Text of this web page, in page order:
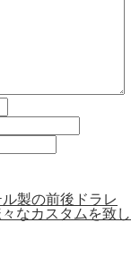
製の前後ドラレ
なカスタムを致し